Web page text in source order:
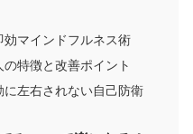
マインドフルネス術
特徴と改善ポイント
左右されない自己防衛